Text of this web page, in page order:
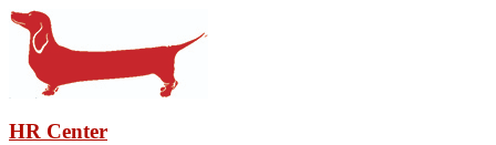
HR Center